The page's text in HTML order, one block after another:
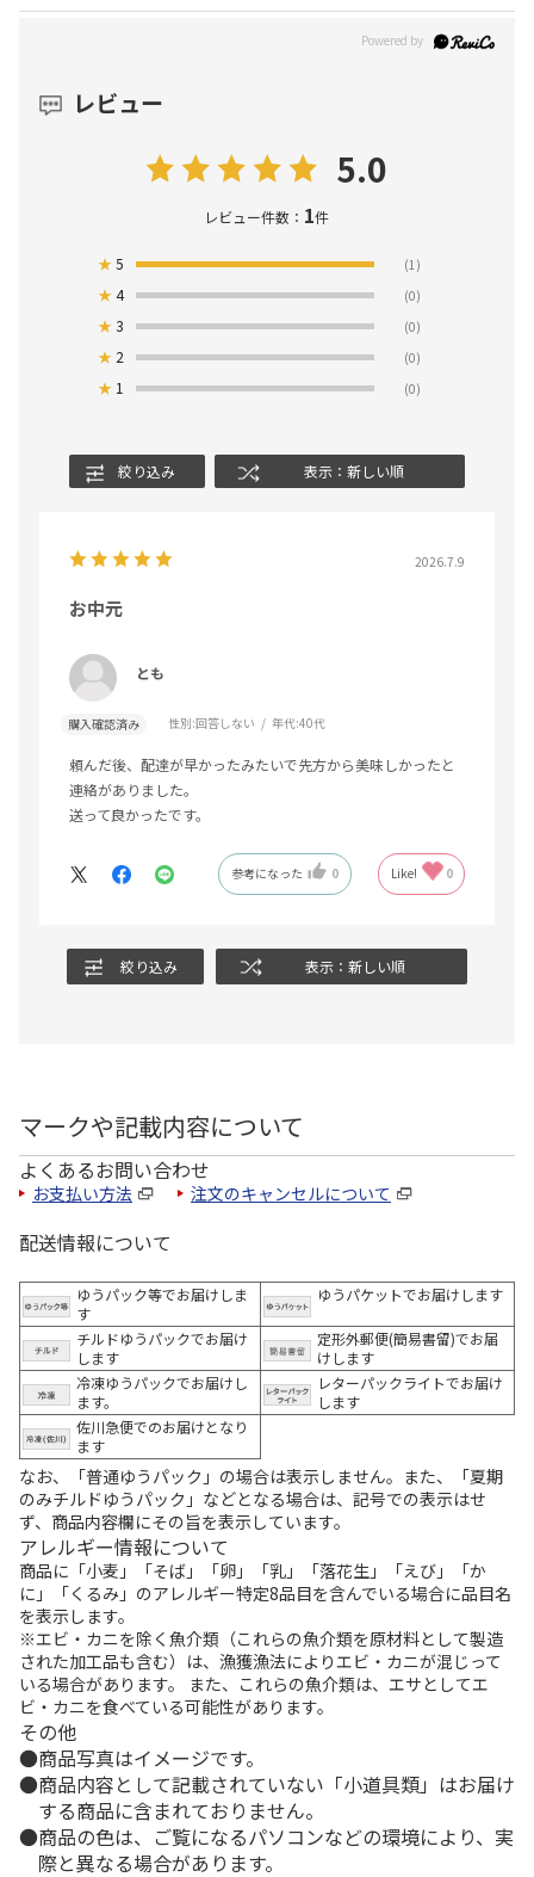
レビュー
5.0
レビュー件数： 1件
★5 (1)
★4 (0)
★3 (0)
★ 2 (0)
★ 1 (0)
絞り込み 表示：新しい順
2026.7.9
お中元
とも
購入確認済み 性別:回答しない 年代:40代
頼んだ後、配達が早かったみたいで先方から美味しかったと
連絡がありました。
送って良かったです。
参考になった 0 Like! 0
絞り込み 表示：新しい順
マークや記載内容について
よくあるお問い合わせ
お支払い方法 注文のキャンセルについて
配送情報について
ゆうパック等でお届けしま
す
ゆうパケットでお届けします
チルドゆうパックでお届け
します
定形外郵便(簡易書留)でお届
けします
冷凍ゆうパックでお届けし
ます。
レターパックライトでお届け
します
佐川急便でのお届けとなり
ます
なお、「普通ゆうパック」の場合は表示しません。また、「夏期
のみチルドゆうパック」などとなる場合は、記号での表示はせ
ず、商品内容欄にその旨を表示しています。
アレルギー情報について
商品に「小麦」「そば」「卵」「乳」「落花生」「えび」「か
に」「くるみ」のアレルギー特定8品目を含んでいる場合に品目名
を表示します。
※エビ・カニを除く魚介類（これらの魚介類を原材料として製造
された加工品も含む）は、漁獲漁法によりエビ・カニが混じって
いる場合があります。 また、これらの魚介類は、エサとしてエ
ビ・カニを食べている可能性があります。
その他
商品写真はイメージです。
商品内容として記載されていない「小道具類」はお届け
する商品に含まれておりません。
商品の色は、ご覧になるパソコンなどの環境により、実
際と異なる場合があります。